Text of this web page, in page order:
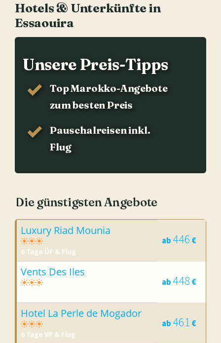
Hotels & Unterkünfte in
Essaouira
Unsere Preis-Tipps
Top Marokko-Angebote
zum besten Preis
Pauschalreisen inkl.
Flug
Die günstigsten Angebote
Luxury Riad Mounia
6 Tage ÜF & Flug
ab446 €
Vents Des Iles
ab448 €
Hotel La Perle de Mogador
6 Tage VP & Flug
ab461€